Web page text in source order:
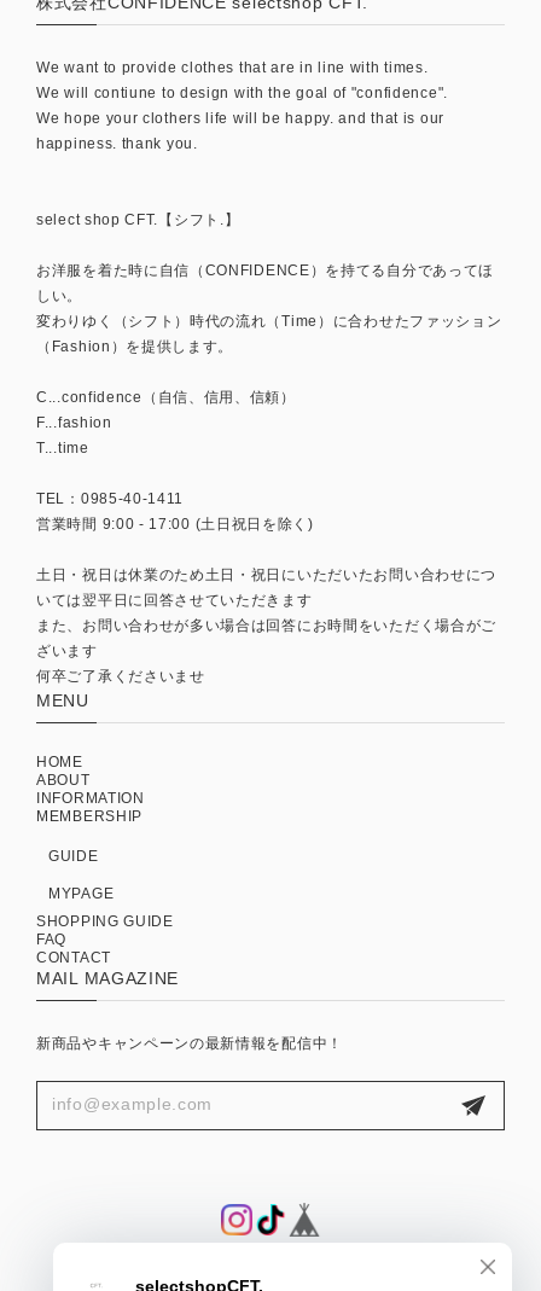
We want to provide clothes that are in line with times.
We will contiune to design with the goal of "confidence".
We hope your clothers life will be happy. and that is our
happiness. thank you.
select shop CFT.【シフト.】
お洋服を着た時に自信（CONFIDENCE）を持てる自分であってほ
しい。
変わりゆく（シフト）時代の流れ（Time）に合わせたファッション
（Fashion）を提供します。
C...confidence（自信、信用、信頼）
F...fashion
T...time
TEL：0985-40-1411
営業時間 9:00 - 17:00 (土日祝日を除く)
土日・祝日は休業のため土日・祝日にいただいたお問い合わせにつ
いては翌平日に回答させていただきます
また、お問い合わせが多い場合は回答にお時間をいただく場合がご
ざいます
何卒ご了承くださいませ
MENU
HOME
ABOUT
INFORMATION
MEMBERSHIP
GUIDE
MYPAGE
SHOPPING GUIDE
FAQ
CONTACT
MAIL MAGAZINE
新商品やキャンペーンの最新情報を配信中！